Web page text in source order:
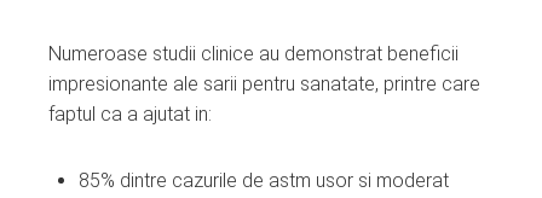
Numeroase studii clinice au demonstrat beneficii
impresionante ale sarii pentru sanatate, printre care
faptul ca a ajutat in:
85% dintre cazurile de astm usor si moderat